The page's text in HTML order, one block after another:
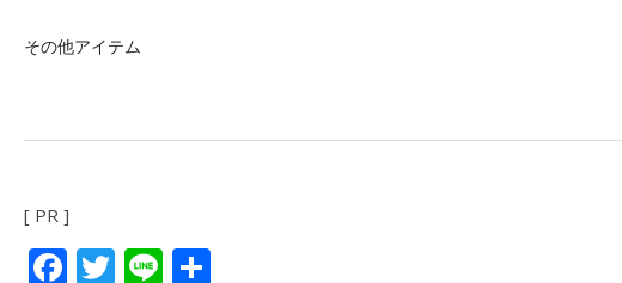
その他アイテム
[ PR ]
Facebook
Twitter
Line